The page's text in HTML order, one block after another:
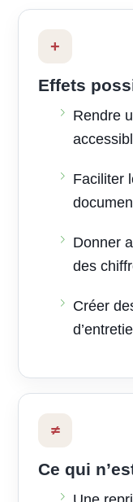
+
Effets
Rendre
Faciliter
Donner
des
Créer
≠
Ce qui